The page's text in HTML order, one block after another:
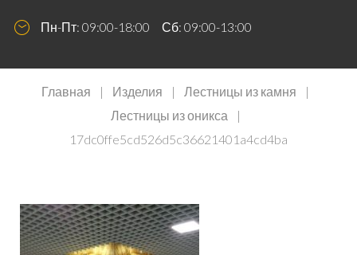
Пн-Пт: 09:00-18:00 Сб: 09:00-13:00
Главная | Изделия | Лестницы из камня
|
Лестницы из оникса
|
17dc0ffe5cd526d5c36621401a4cd4ba